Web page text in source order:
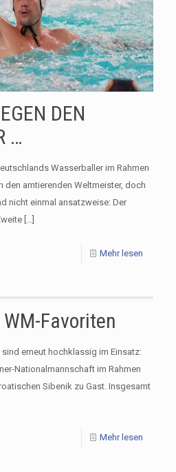
DEN
…
Wasserballer im Rahmen
den amtierenden Weltmeister, doch
nicht einmal ansatzweise: Der
[…]
Mehr lesen
Favoriten
erneut hochklassig im Einsatz:
Nationalmannschaft im Rahmen
Sibenik zu Gast. Insgesamt
Mehr lesen